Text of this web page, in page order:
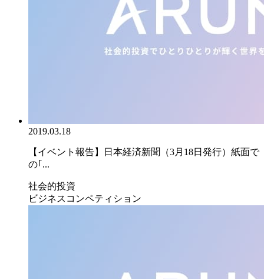
2019.03.18
【イベント報告】日本経済新聞（3月18日発行）紙面で
の｢...
社会的投資
ビジネスコンペティション